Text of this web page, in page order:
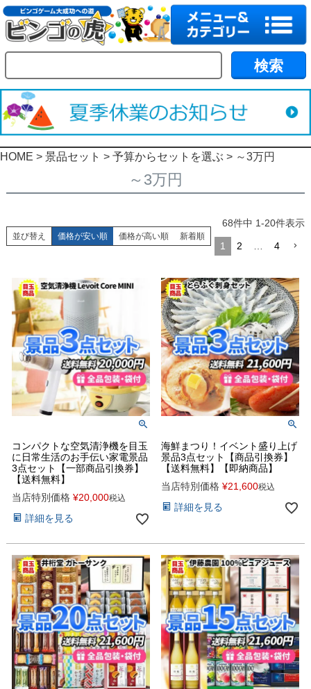
HOME 景品セット 予算からセットを選ぶ ～3万円
～3万円
並び替え 価格が安い順 価格が高い順 新着順
68件中 1-20件表示
1 2 4
コンパクトな空気清浄機を目玉
に日常生活のお手伝い家電景品
3点セット【一部商品引換券】
【送料無料】
当店特別価格 ¥20,000税込
詳細を見る
海鮮まつり！イベント盛り上げ
景品3点セット【商品引換券】
【送料無料】【即納商品】
当店特別価格 ¥21,600税込
詳細を見る